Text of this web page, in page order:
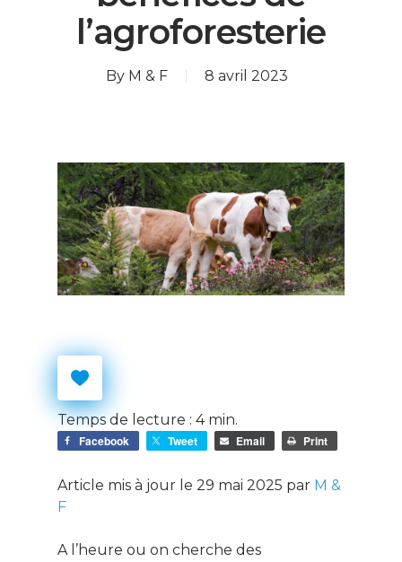
l’agroforesterie
By M & F 8 avril 2023
Temps de lecture : 4 min.
Facebook Tweet Email Print
Article mis à jour le 29 mai 2025 par M &
F
A l’heure ou on cherche des